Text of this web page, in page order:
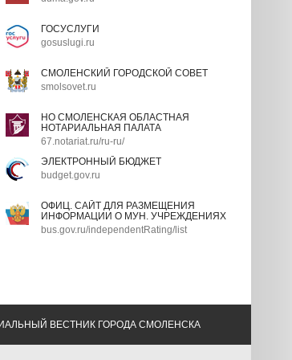
ГОСУСЛУГИ
gosuslugi.ru
СМОЛЕНСКИЙ ГОРОДСКОЙ СОВЕТ
smolsovet.ru
НО СМОЛЕНСКАЯ ОБЛАСТНАЯ
НОТАРИАЛЬНАЯ ПАЛАТА
67.notariat.ru/ru-ru/
ЭЛЕКТРОННЫЙ БЮДЖЕТ
budget.gov.ru
ОФИЦ. САЙТ ДЛЯ РАЗМЕЩЕНИЯ
ИНФОРМАЦИИ О МУН. УЧРЕЖДЕНИЯХ
bus.gov.ru/independentRating/list
ВЕСТНИК ГОРОДА СМОЛЕНСКА